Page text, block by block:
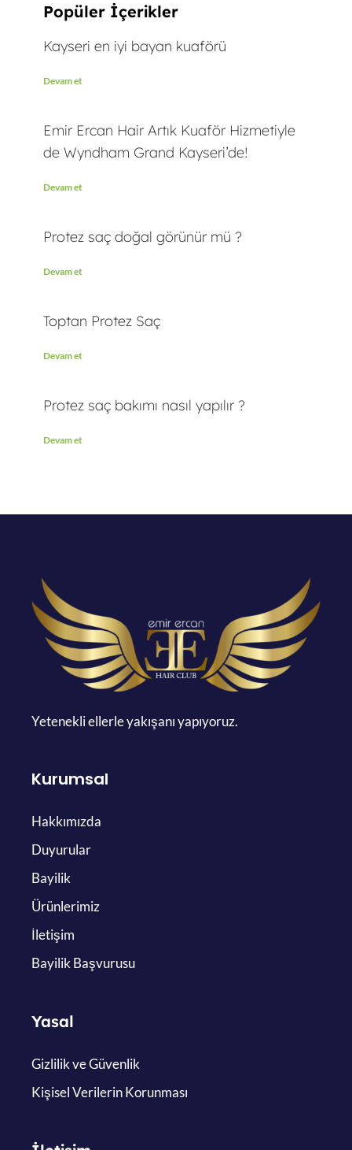
Popüler İçerikler
Kayseri en iyi bayan kuaförü
Devam et
Emir Ercan Hair Artık Kuaför Hizmetiyle
de Wyndham Grand Kayseri’de!
Devam et
Protez saç doğal görünür mü ?
Devam et
Toptan Protez Saç
Devam et
Protez saç bakımı nasıl yapılır ?
Devam et
Yetenekli ellerle yakışanı yapıyoruz.
Kurumsal
Hakkımızda
Duyurular
Bayilik
Ürünlerimiz
İletişim
Bayilik Başvurusu
Yasal
Gizlilik ve Güvenlik
Kişisel Verilerin Korunması